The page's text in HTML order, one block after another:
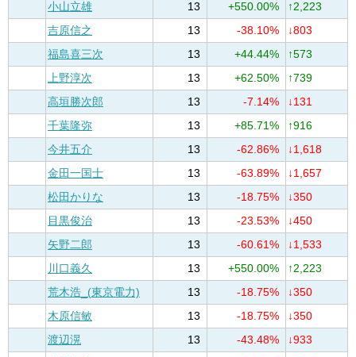
小山立雄
13 +550.00%
↑2,223
吉原信之
13 -38.10%
↓803
福島喜三次
13 +44.44%
↑573
上野淳次
13 +62.50%
↑739
高垣勝次郎
13 -7.14%
↓131
千葉隆弥
13 +85.71%
↑916
今井五介
13 -62.86%
↓1,618
金田一国士
13 -63.89%
↓1,657
松田かりな
13 -18.75%
↓350
目黒俊治
13 -23.53%
↓450
矢野二郎
13 -60.61%
↓1,533
川口義久
13 +550.00%
↑2,223
荒木浩_(東京電力)
13 -18.75%
↓350
木原信敏
13 -18.75%
↓350
渡辺滉
13 -43.48%
↓933